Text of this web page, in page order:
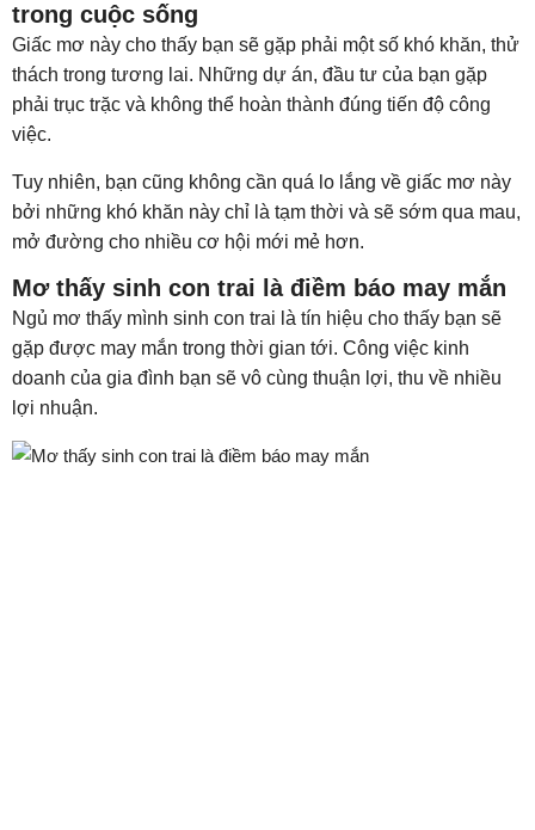
trong cuộc sống
Giấc mơ này cho thấy bạn sẽ gặp phải một số khó khăn, thử
thách trong tương lai. Những dự án, đầu tư của bạn gặp
phải trục trặc và không thể hoàn thành đúng tiến độ công
việc.
Tuy nhiên, bạn cũng không cần quá lo lắng về giấc mơ này
bởi những khó khăn này chỉ là tạm thời và sẽ sớm qua mau,
mở đường cho nhiều cơ hội mới mẻ hơn.
Mơ thấy sinh con trai là điềm báo may mắn
Ngủ mơ thấy mình sinh con trai là tín hiệu cho thấy bạn sẽ
gặp được may mắn trong thời gian tới. Công việc kinh
doanh của gia đình bạn sẽ vô cùng thuận lợi, thu về nhiều
lợi nhuận.